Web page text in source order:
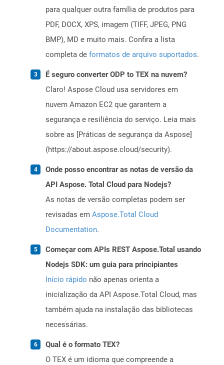
para qualquer outra família de produtos para
PDF, DOCX, XPS, imagem (TIFF, JPEG, PNG
BMP), MD e muito mais. Confira a lista
completa de formatos de arquivo suportados.
É seguro converter ODP to TEX na nuvem?
Claro! Aspose Cloud usa servidores em
nuvem Amazon EC2 que garantem a
segurança e resiliência do serviço. Leia mais
sobre as [Práticas de segurança da Aspose]
(https://about.aspose.cloud/security).
Onde posso encontrar as notas de versão da
API Aspose. Total Cloud para Nodejs?
As notas de versão completas podem ser
revisadas em Aspose.Total Cloud
Documentation.
Começar com APIs REST Aspose.Total usando
Nodejs SDK: um guia para principiantes
Início rápido não apenas orienta a
inicialização da API Aspose.Total Cloud, mas
também ajuda na instalação das bibliotecas
necessárias.
Qual é o formato TEX?
O TEX é um idioma que compreende a